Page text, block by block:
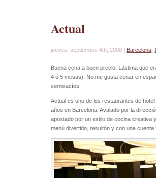
Actual
jueves, septiembre 4th, 2008 | Barcelona
Buena cena a buen precio. Lástima que
4 ó 5 mesas). No me gusta cenar en
semivacíos.
Actual es uno de los restaurantes de
años en Barcelona. Avalado por la
apostado por un estilo de cocina creativa
menú divertido, resultón y con una cuenta